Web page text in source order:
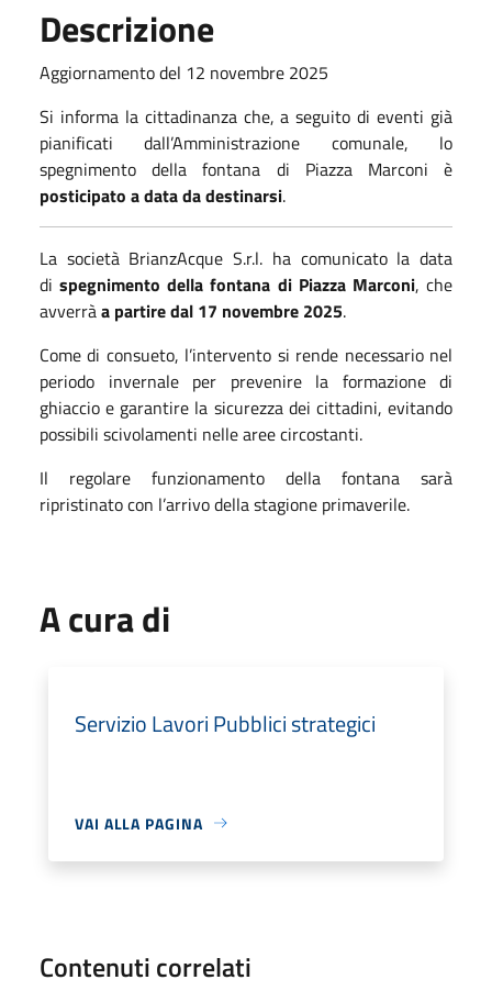
Descrizione
Aggiornamento del 12 novembre 2025
Si informa la cittadinanza che, a seguito di eventi già
pianificati dall’Amministrazione comunale, lo
spegnimento della fontana di Piazza Marconi è
posticipato a data da destinarsi.
La società BrianzAcque S.r.l. ha comunicato la data
dispegnimento della fontana di Piazza Marconi, che
avverràa partire dal 17 novembre 2025.
Come di consueto, l’intervento si rende necessario nel
periodo invernale per prevenire la formazione di
ghiaccio e garantire la sicurezza dei cittadini, evitando
possibili scivolamenti nelle aree circostanti.
Il regolare funzionamento della fontana sarà
ripristinato con l’arrivo della stagione primaverile.
A cura di
Servizio Lavori Pubblici strategici
VAI ALLA PAGINA
Contenuti correlati